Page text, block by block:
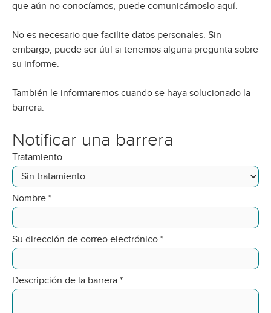
que aún no conocíamos, puede comunicárnoslo aquí.
No es necesario que facilite datos personales. Sin
embargo, puede ser útil si tenemos alguna pregunta sobre
su informe.
También le informaremos cuando se haya solucionado la
barrera.
Notificar una barrera
Tratamiento
Nombre *
Su dirección de correo electrónico *
Descripción de la barrera *